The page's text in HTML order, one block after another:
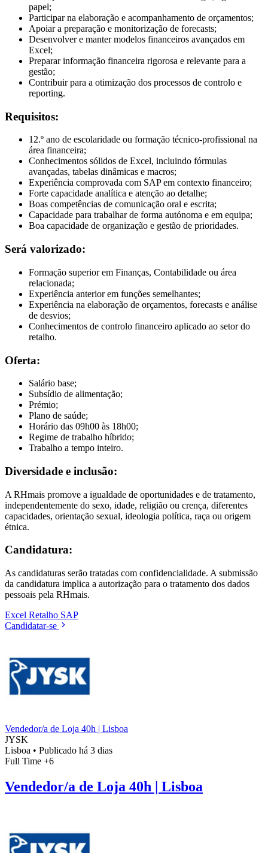
papel;
Participar na elaboração e acompanhamento de orçamentos;
Apoiar a preparação e monitorização de forecasts;
Desenvolver e manter modelos financeiros avançados em
Excel;
Preparar informação financeira rigorosa e relevante para a
gestão;
Contribuir para a otimização dos processos de controlo e
reporting.
Requisitos:
12.º ano de escolaridade ou formação técnico-profissional na
área financeira;
Conhecimentos sólidos de Excel, incluindo fórmulas
avançadas, tabelas dinâmicas e macros;
Experiência comprovada com SAP em contexto financeiro;
Forte capacidade analítica e atenção ao detalhe;
Boas competências de comunicação oral e escrita;
Capacidade para trabalhar de forma autónoma e em equipa;
Boa capacidade de organização e gestão de prioridades.
Será valorizado:
Formação superior em Finanças, Contabilidade ou área
relacionada;
Experiência anterior em funções semelhantes;
Experiência na elaboração de orçamentos, forecasts e análise
de desvios;
Conhecimentos de controlo financeiro aplicado ao setor do
retalho.
Oferta:
Salário base;
Subsídio de alimentação;
Prémio;
Plano de saúde;
Horário das 09h00 às 18h00;
Regime de trabalho híbrido;
Trabalho a tempo inteiro.
Diversidade e inclusão:
A RHmais promove a igualdade de oportunidades e de tratamento,
independentemente do sexo, idade, religião ou crença, diferentes
capacidades, orientação sexual, ideologia política, raça ou origem
étnica.
Candidatura:
As candidaturas serão tratadas com confidencialidade. A submissão
da candidatura implica a autorização para o tratamento dos dados
pessoais pela RHmais.
Excel Retalho SAP
Candidatar-se
Vendedor/a de Loja 40h | Lisboa
JYSK
Lisboa • Publicado há 3 dias
Full Time +6
Vendedor/a de Loja 40h | Lisboa